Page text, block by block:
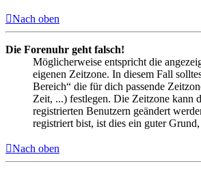
Nach oben
Die Forenuhr geht falsch!
Möglicherweise entspricht die
eigenen Zeitzone. In diesem Fall
Bereich“ die für dich passende
Zeit, ...) festlegen. Die Zeitzone kann
registrierten Benutzern geändert
registriert bist, ist dies ein guter
Nach oben